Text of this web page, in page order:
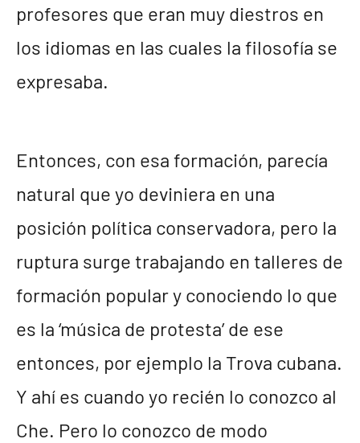
profesores que eran muy diestros en
los idiomas en las cuales la filosofía se
expresaba.
Entonces, con esa formación, parecía
natural que yo deviniera en una
posición política conservadora, pero la
ruptura surge trabajando en talleres de
formación popular y conociendo lo que
es la ‘música de protesta’ de ese
entonces, por ejemplo la Trova cubana.
Y ahí es cuando yo recién lo conozco al
Che. Pero lo conozco de modo